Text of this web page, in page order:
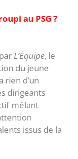
au PSG ?
L’Équipe, le
du jeune
rien d’un
dirigeants
mêlant
issus de la